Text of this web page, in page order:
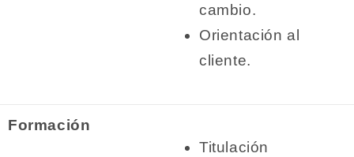
cambio.
Orientación al
cliente.
Formación
Titulación